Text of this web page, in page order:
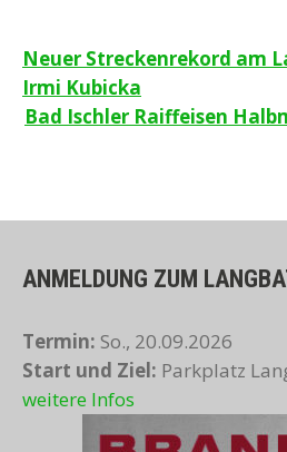
Beitragsnavigation
Neuer Streckenrekord am
Irmi Kubicka
Bad Ischler Raiffeisen
ANMELDUNG ZUM
Termin: So., 20.09.2026
Start und Ziel: Parkplatz
weitere Infos